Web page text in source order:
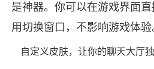
是神器。你可以在游戏界面
用切换窗口，不影响游戏体验
自定义皮肤，让你的聊天大厅